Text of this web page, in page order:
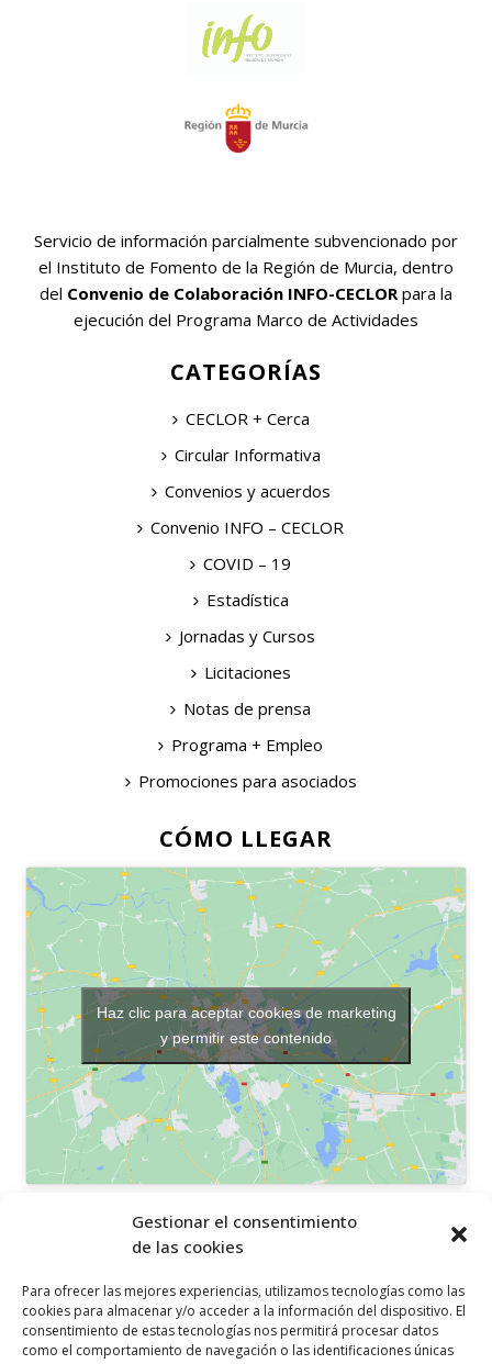
Gestionar el consentimiento
de las cookies
Para ofrecer las mejores experiencias, utilizamos tecnologías como las
cookies para almacenar y/o acceder a la información del dispositivo. El
consentimiento de estas tecnologías nos permitirá procesar datos
como el comportamiento de navegación o las identificaciones únicas
Servicio de información parcialmente subvencionado por
el Instituto de Fomento de la Región de Murcia, dentro
del Convenio de Colaboración INFO-CECLOR para la
ejecución del Programa Marco de Actividades
CATEGORÍAS
CECLOR + Cerca
Circular Informativa
Convenios y acuerdos
Convenio INFO – CECLOR
COVID – 19
Estadística
Jornadas y Cursos
Licitaciones
Notas de prensa
Programa + Empleo
Promociones para asociados
CÓMO LLEGAR
Haz clic para aceptar cookies de marketing
y permitir este contenido
OTROS ENLACES
Política de cookies
Aviso legal